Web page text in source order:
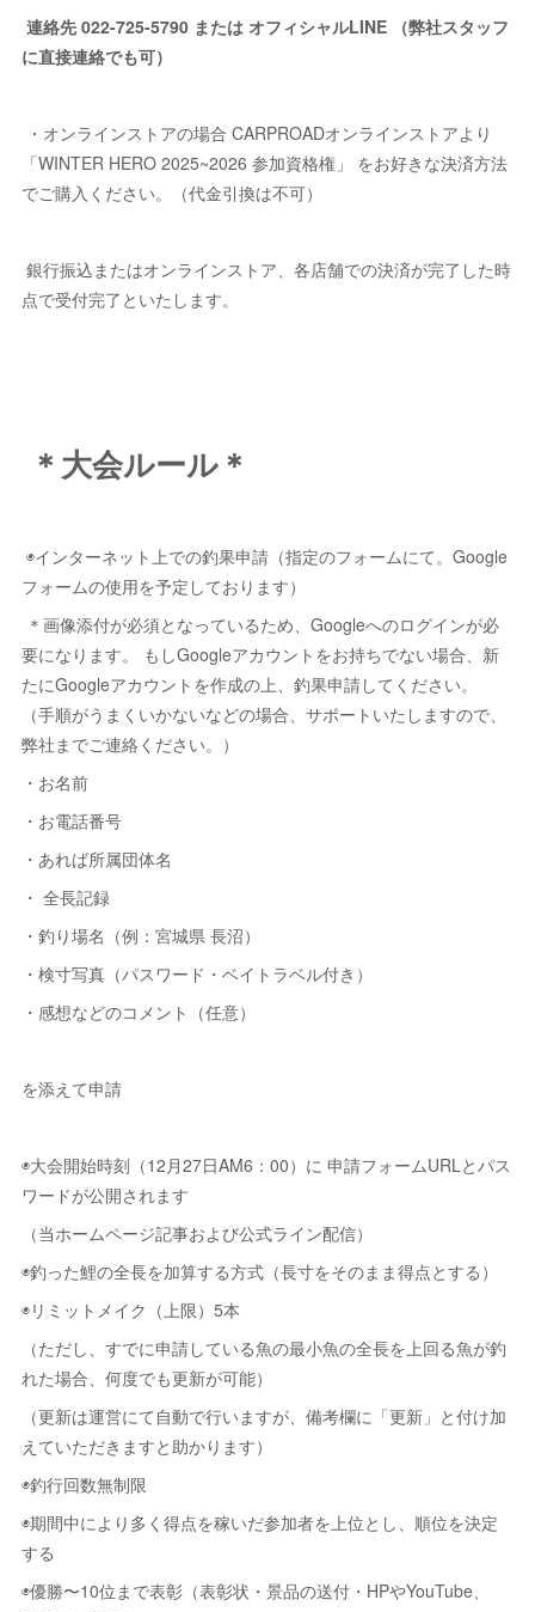
連絡先 022-725-5790 または オフィシャルLINE （弊社スタッフ
に直接連絡でも可）
・オンラインストアの場合 CARPROADオンラインストアより
「WINTER HERO 2025~2026 参加資格権」 をお好きな決済方法
でご購入ください。（代金引換は不可）
銀行振込またはオンラインストア、各店舗での決済が完了した時
点で受付完了といたします。
＊大会ルール＊
◉インターネット上での釣果申請（指定のフォームにて。Google
フォームの使用を予定しております）
＊画像添付が必須となっているため、Googleへのログインが必
要になります。 もしGoogleアカウントをお持ちでない場合、新
たにGoogleアカウントを作成の上、釣果申請してください。
（手順がうまくいかないなどの場合、サポートいたしますので、
弊社までご連絡ください。）
・お名前
・お電話番号
・あれば所属団体名
・ 全長記録
・釣り場名（例：宮城県 長沼）
・検寸写真（パスワード・ベイトラベル付き）
・感想などのコメント（任意）
を添えて申請
◉大会開始時刻（12月27日AM6：00）に 申請フォームURLとパス
ワードが公開されます
（当ホームページ記事および公式ライン配信）
◉釣った鯉の全長を加算する方式（長寸をそのまま得点とする）
◉リミットメイク（上限）5本
（ただし、すでに申請している魚の最小魚の全長を上回る魚が釣
れた場合、何度でも更新が可能）
（更新は運営にて自動で行いますが、備考欄に「更新」と付け加
えていただきますと助かります）
◉釣行回数無制限
◉期間中により多く得点を稼いだ参加者を上位とし、順位を決定
する
◉優勝〜10位まで表彰（表彰状・景品の送付・HPやYouTube、